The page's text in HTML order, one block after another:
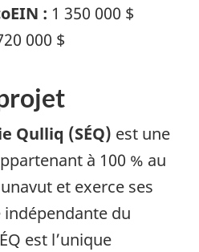
: 1 350 000 $
000 $
Qulliq (SÉQ) est une
à 100 % au
et exerce ses
du
est l’unique